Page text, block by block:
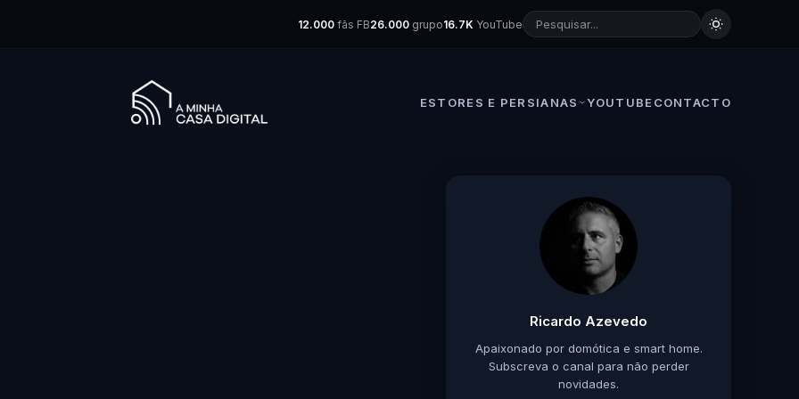
12.000 fãs FB26.000 grupo16.7K YouTube
ESTORES E PERSIANAS YOUTUBE CONTACTO
Ricardo Azevedo
Apaixonado por domótica e smart home.
Subscreva o canal para não perder
novidades.